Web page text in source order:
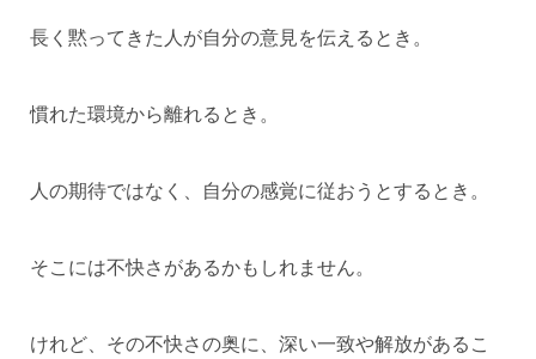
長く黙ってきた人が自分の意見を伝えるとき。
慣れた環境から離れるとき。
人の期待ではなく、自分の感覚に従おうとするとき。
そこには不快さがあるかもしれません。
けれど、その不快さの奥に、深い一致や解放があるこ